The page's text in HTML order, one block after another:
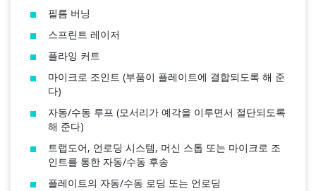
필름 버닝
스프린트 레이저
플라잉 커트
마이크로 조인트 (부품이 플레이트에 결합되도록 해 준
다)
자동/수동 루프 (모서리가 예각을 이루면서 절단되도록
해 준다)
트랩도어, 언로딩 시스템, 머신 스톱 또는 마이크로 조
인트를 통한 자동/수동 후송
플레이트의 자동/수동 로딩 또는 언로딩